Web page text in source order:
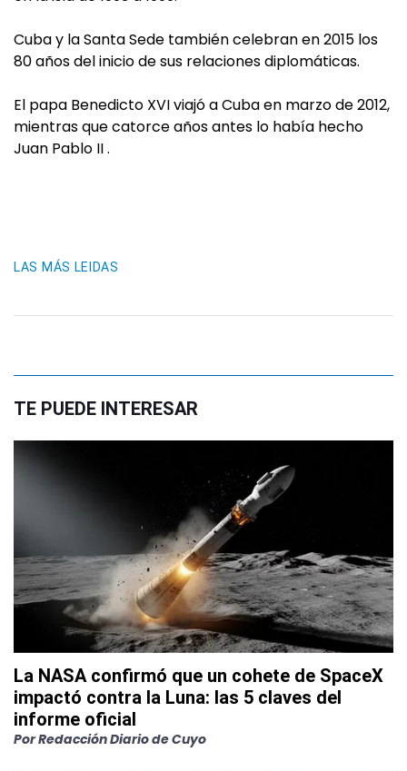
Cuba y la Santa Sede también celebran en 2015 los
80 años del inicio de sus relaciones diplomáticas.
El papa Benedicto XVI viajó a Cuba en marzo de 2012,
mientras que catorce años antes lo había hecho
Juan Pablo II .
LAS MÁS LEIDAS
TE PUEDE INTERESAR
La NASA confirmó que un cohete de SpaceX
impactó contra la Luna: las 5 claves del
informe oficial
PorRedacción Diario de Cuyo